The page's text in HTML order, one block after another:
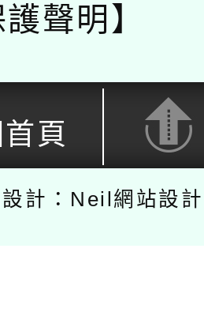
聲明】
頁
計：Neil網站設